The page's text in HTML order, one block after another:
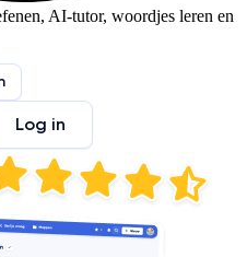
AI-tutor, woordjes leren en
Log in